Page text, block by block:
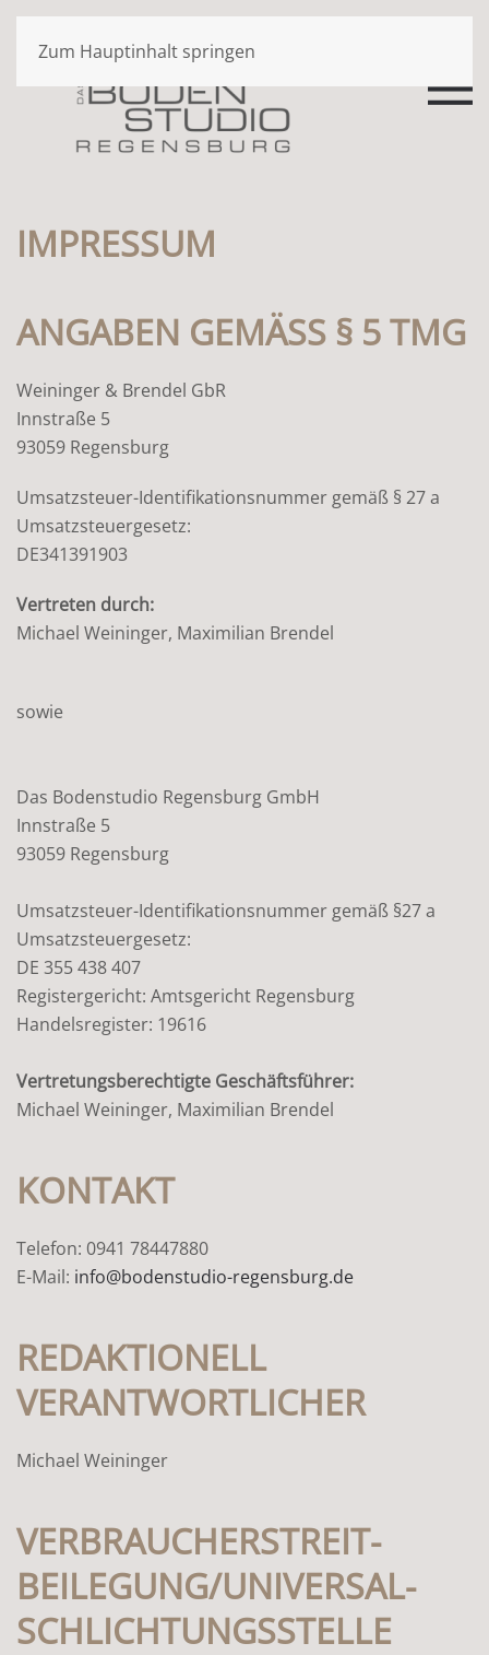
Zum Hauptinhalt springen
IMPRESSUM
ANGABEN GEMÄSS § 5 TMG
Weininger & Brendel GbR
Innstraße 5
93059 Regensburg
Umsatzsteuer-Identifikationsnummer gemäß § 27 a
Umsatzsteuergesetz:
DE341391903
Vertreten durch:
Michael Weininger, Maximilian Brendel
sowie
Das Bodenstudio Regensburg GmbH
Innstraße 5
93059 Regensburg
Umsatzsteuer-Identifikationsnummer gemäß §27 a
Umsatzsteuergesetz:
DE 355 438 407
Registergericht: Amtsgericht Regensburg
Handelsregister: 19616
Vertretungsberechtigte Geschäftsführer:
Michael Weininger, Maximilian Brendel
KONTAKT
Telefon: 0941 78447880
E-Mail: info@bodenstudio-regensburg.de
REDAKTIONELL
VERANTWORTLICHER
Michael Weininger
VERBRAUCHER­STREIT­
BEILEGUNG/UNIVERSAL­
SCHLICHTUNGS­STELLE